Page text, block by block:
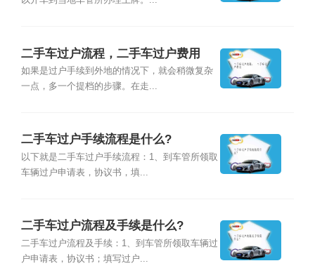
二手车过户流程，​二手车过户费用
如果是过户手续到外地的情况下，就会稍微复杂
一点，多一个提档的步骤。在走...
二手车过户手续流程是什么?
以下就是二手车过户手续流程：1、到车管所领取
车辆过户申请表，协议书，填...
二手车过户流程及手续是什么?
二手车过户流程及手续：1、到车管所领取车辆过
户申请表，协议书；填写过户...